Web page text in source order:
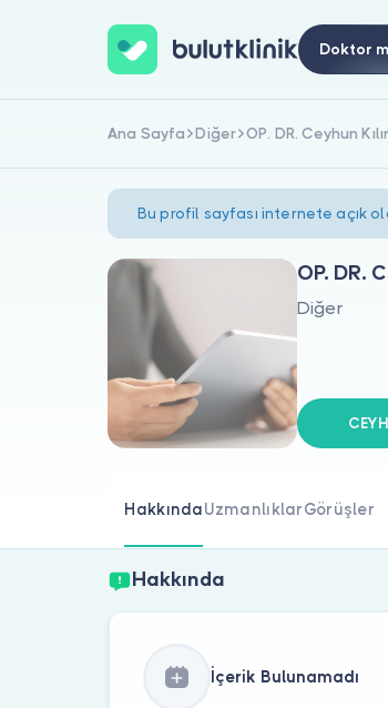
Doktor
Ana Sayfa Diğer OP. DR. Ceyhun
Bu profil sayfası internete açık
OP. DR.
Diğer
HakkındaUzmanlıklarGörüşler
Hakkında
İçerik Bulunamadı